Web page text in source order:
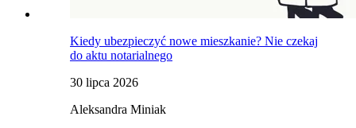
Kiedy ubezpieczyć nowe mieszkanie? Nie czekaj
do aktu notarialnego
30 lipca 2026
Aleksandra Miniak